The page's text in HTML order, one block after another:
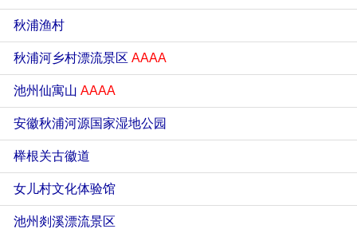
秋浦渔村
秋浦河乡村漂流景区 AAAA
池州仙寓山 AAAA
安徽秋浦河源国家湿地公园
榉根关古徽道
女儿村文化体验馆
池州剡溪漂流景区